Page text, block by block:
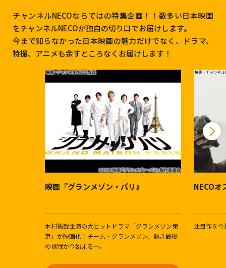
チャンネルNECOならではの特集企画！！数多い日本映画
をチャンネルNECOが独自の切り口でお届けします。
今まで知らなかった日本映画の魅力だけでなく、ドラマ、
特撮、アニメも余すところなくお届けします！
映画『グランメゾン・パリ』
木村拓哉主演の大ヒットドラマ「グランメゾン東
京」が映画化！チーム・グランメゾン、熱き最後
の挑戦が今始まる―。
NECOオ
注目作を今